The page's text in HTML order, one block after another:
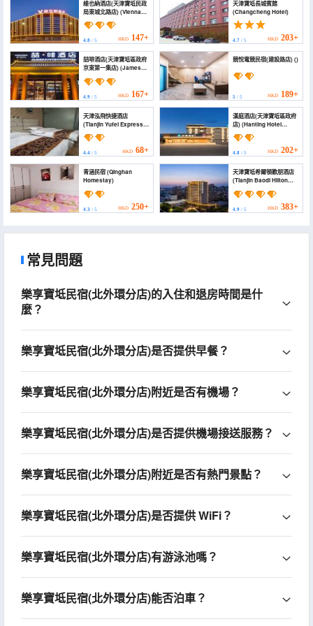
維也納酒店(天津寶坻民政
局東城北路店) (Vienna
Hotel (Tianjin Baodi
Department of Civil
Affairs Dongcheng
North Road Branch))
4.8 / 5 HKD 147+
天津寶坻長城賓館
(Changcheng Hotel)
4.7/ 5 HKD 203+
喆啡酒店(天津寶坻區政府
京東第一集店) (James
Joyce Coffetel (Tianjin
Baodi District
Government Jingdong
First Group Branch))
4.9 / 5 HKD 167+
競悅電競民宿(建設路店) ()
5/ 5 HKD 189+
天津泓飛快捷酒店
(Tianjin Yufei Express
Hotel)
4.4 / 5 HKD 68+
漢庭酒店(天津寶坻區政府
店) (Hanting Hotel
(Tianjin Baodi District
Government Branch))
4.8/ 5 HKD 202+
青涵民宿 (Qinghan
Homestay)
4.3 / 5 HKD 250+
天津寶坻希爾頓歡朋酒店
(Tianjin Baodi Hilton
4.9/ 5 HKD 383+
常見問題
樂享寶坻民宿(北外環分店)的入住和退房時間是什
麼？
樂享寶坻民宿(北外環分店)是否提供早餐？
樂享寶坻民宿(北外環分店)附近是否有機場？
樂享寶坻民宿(北外環分店)是否提供機場接送服務？
樂享寶坻民宿(北外環分店)附近是否有熱門景點？
樂享寶坻民宿(北外環分店)是否提供 WiFi？
樂享寶坻民宿(北外環分店)有游泳池嗎？
樂享寶坻民宿(北外環分店)能否泊車？